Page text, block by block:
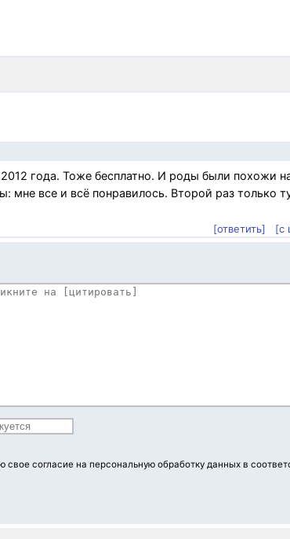
года. Тоже бесплатно. И роды были похожи
все и всё понравилось. Второй раз только
[ответить]
[с
свое согласие на персональную обработку данных в